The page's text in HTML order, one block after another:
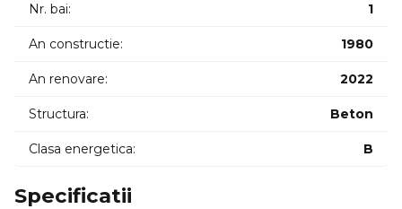
Nr. bai: 1
An constructie: 1980
An renovare: 2022
Structura: Beton
Clasa energetica: B
Specificatii